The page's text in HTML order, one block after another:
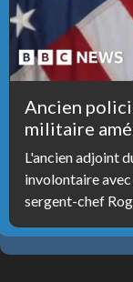
Ancien
militaire
L'ancien adjoint
involontaire
sergent-chef